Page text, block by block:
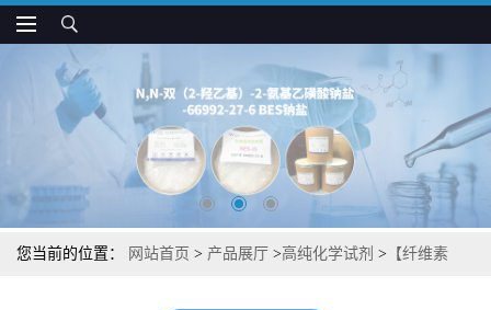
您当前的位置： 网站首页 > 产品展厅 >高纯化学试剂 > 【纤维素